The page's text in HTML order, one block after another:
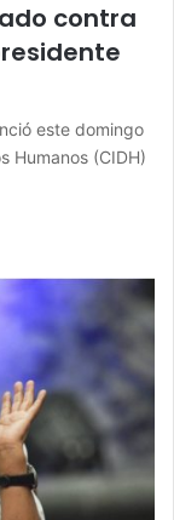
contra
este domingo
Humanos (CIDH)